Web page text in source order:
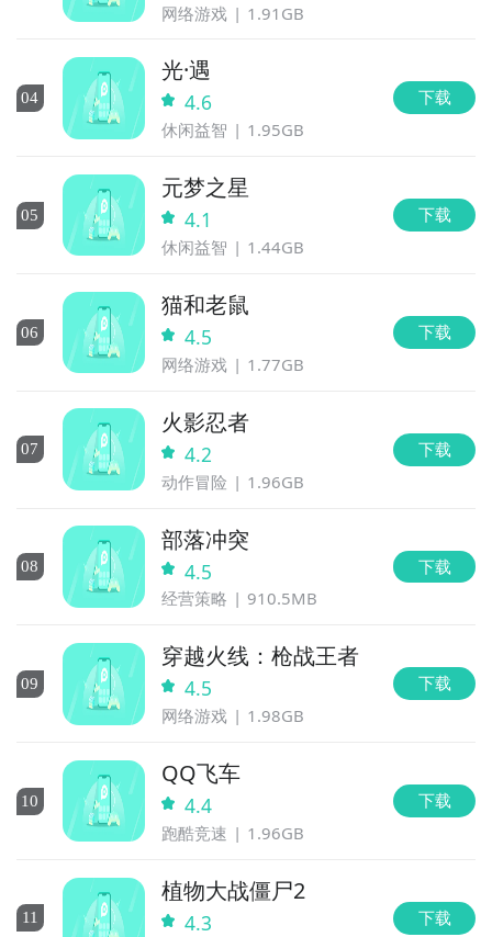
网络游戏 1.91GB
04
光·遇
4.6
休闲益智 1.95GB
下载
05
元梦之星
4.1
休闲益智 1.44GB
下载
06
猫和老鼠
4.5
网络游戏 1.77GB
下载
07
火影忍者
4.2
动作冒险 1.96GB
下载
08
部落冲突
4.5
经营策略 910.5MB
下载
09
穿越火线：枪战王者
4.5
网络游戏 1.98GB
下载
10
QQ飞车
4.4
跑酷竞速 1.96GB
下载
11
植物大战僵尸2
4.3 下载